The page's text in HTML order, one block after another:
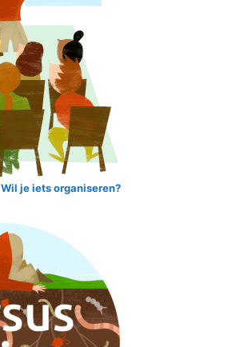
Wil je iets organiseren?